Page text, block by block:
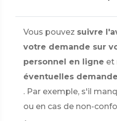
Vous pouvez suivre
votre demande sur
personnel en ligne et
éventuelles
. Par exemple, s'il
ou en cas de non-